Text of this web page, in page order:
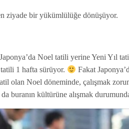
ziyade bir yükümlülüğe dönüşüyor.
Noel tatili yerine Yeni Yıl
1 hafta sürüyor.
Fakat
olan Noel döneminde, çalışmak
buranın kültürüne alışmak